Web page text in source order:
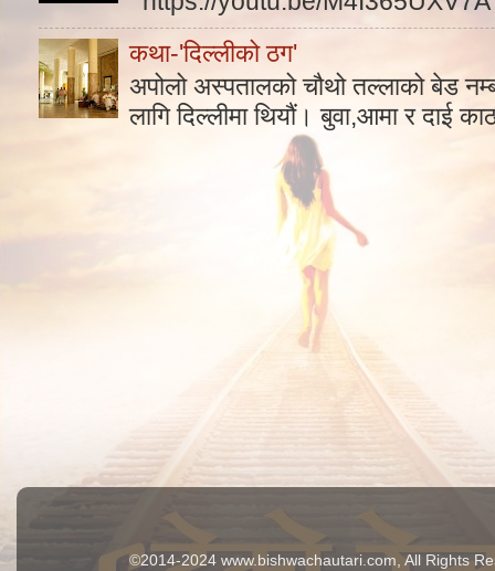
कथा-'दिल्लीको ठग'
अपोलो अस्पतालको चौथो तल्लाको बेड
लागि दिल्लीमा थियौं। बुवा,आमा र दाई
©2014-2024 www.bishwachautari.com, All Rights